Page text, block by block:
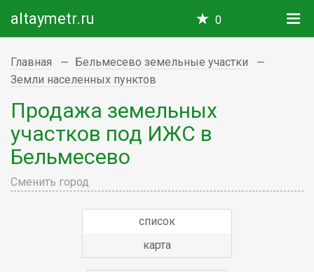
altaymetr.ru 0
Главная
Бельмесево земельные участки
Земли населенных пунктов
Продажа земельных
участков под ИЖС в
Бельмесево
Сменить город
список
карта